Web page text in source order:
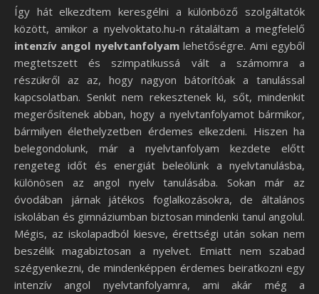
Így hát elkezdtem keresgélni a különböző szolgáltatók
között, amikor a nyelvoktato.hu-n rátaláltam a megfelelő
intenzív angol nyelvtanfolyamlehetőségre. Ami egyből
megtetszett és szimpatikussá vált a számomra a
részükről az az, hogy nagyon bátorítóak a tanulással
kapcsolatban. Senkit nem rekesztenek ki, sőt, mindenkit
megerősítenek abban, hogy a nyelvtanfolyamot bármikor,
bármilyen élethelyzetben érdemes elkezdeni. Hiszen ha
belegondolunk, már a nyelvtanfolyam kezdete előtt
rengeteg időt és energiát beleölünk a nyelvtanulásba,
különösen az angol nyelv tanulásába. Sokan már az
óvodában járnak játékos foglalkozásokra, de általános
iskolában és gimnáziumban biztosan mindenki tanul angolul.
Mégis, az iskolapadból kiesve, érettségi után sokan nem
beszélik magabiztosan a nyelvet. Emiatt nem szabad
szégyenkezni, de mindenképpen érdemes beiratkozni egy
intenzív angol nyelvtanfolyamra, ami akár még a